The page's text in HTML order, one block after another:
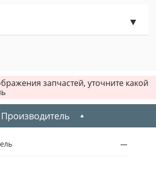
запчастей, уточните какой
Производитель